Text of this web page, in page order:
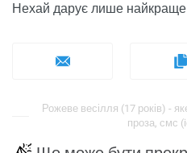
Нехай дарує лише
Рожеве весілля (17 років) -
проза, смс